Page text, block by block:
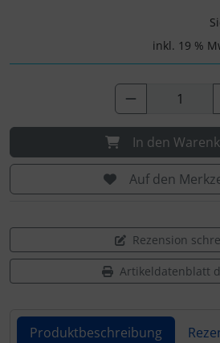
inkl. 19 %
In den
Auf den
Rezension
Artikeldatenblatt
Produktbeschreibung